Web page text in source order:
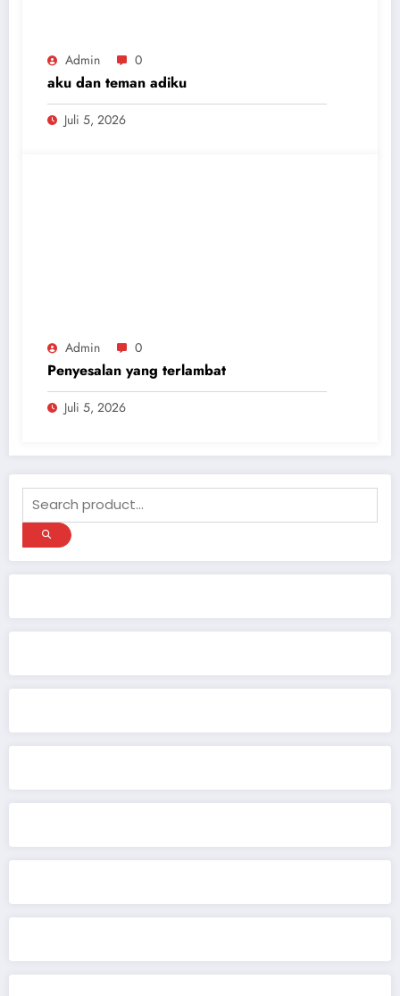
Admin 0
aku dan teman adiku
Juli 5, 2026
Admin 0
Penyesalan yang terlambat
Juli 5, 2026